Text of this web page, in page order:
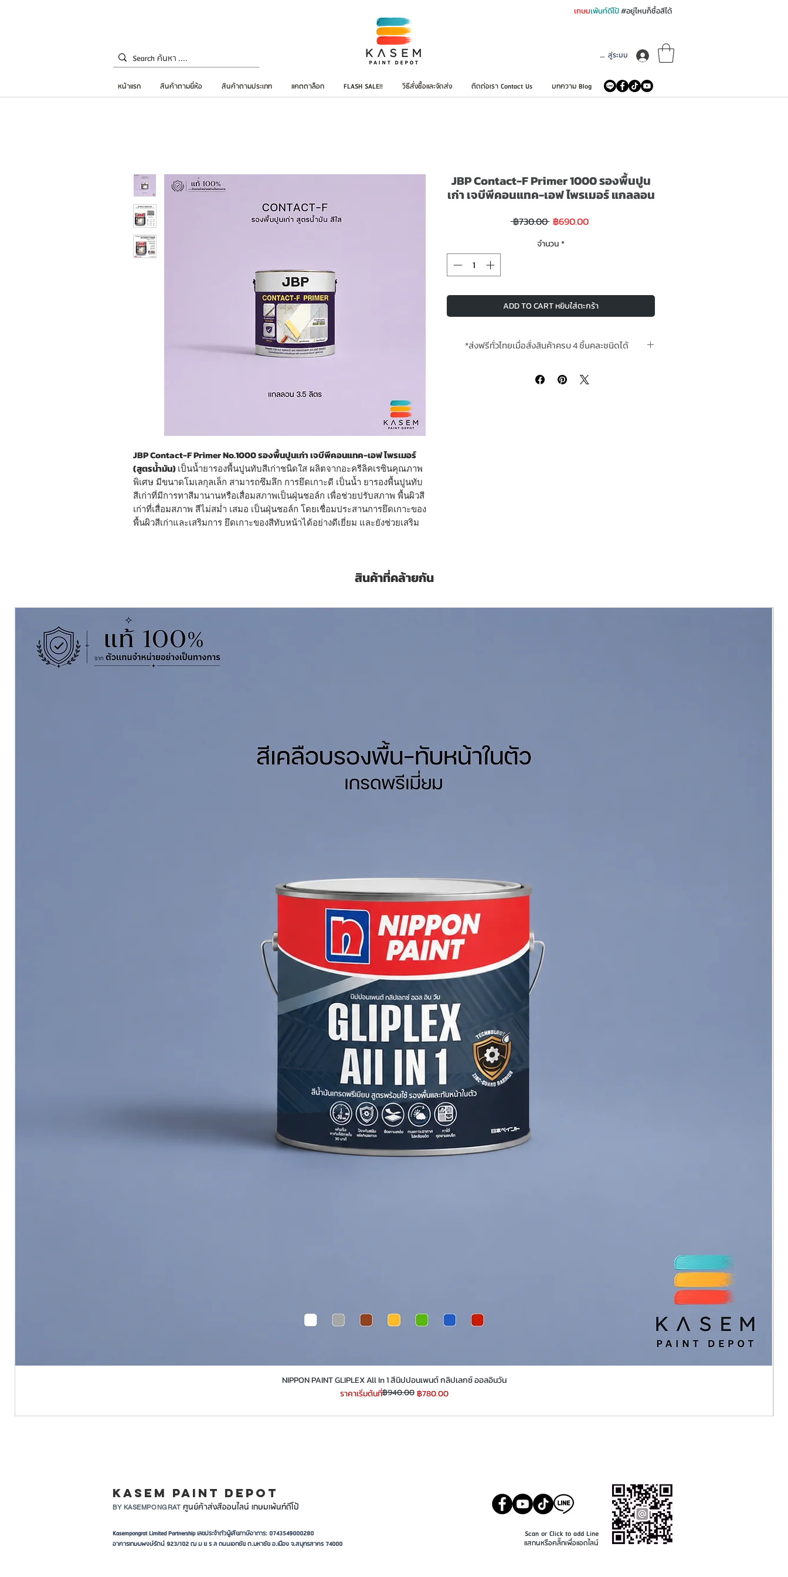
เกษมเพ้นท์ดีโป้#อยู่ไหนก็ซื้อสีได้
เข้าสู่ระบบ
หน้าแรก สินค้าตามยี่ห้อ สินค้าตามประเภท แคตตาล็อก FLASH SALE!! วิธีสั่งซื้อและจัดส่ง ติดต่อเรา Contact Us บทความ Blog
JBP Contact-F Primer No.1000รองพื้นปูนเก่า เจบีพีคอนแทค-เอฟ ไพรเมอร์
(สูตรน้ำมัน) เป็นน้ำยารองพื้นปูนทับสีเก่าชนิดใส ผลิตจากอะครีลิคเรซินคุณภาพ
พิเศษ มีขนาดโมเลกุลเล็ก สามารถซึมลึก การยึดเกาะดี เป็นน้ำ ยารองพื้นปูนทับ
สีเก่าที่มีการทาสีมานานหรือเสื่อมสภาพเป็นฝุ่นชอล์ก เพื่อช่วยปรับสภาพ พื้นผิวสี
เก่าที่เสื่อมสภาพ สีไม่สม่ำ เสมอ เป็นฝุ่นชอล์ก โดยเชื่อมประสานการยึดเกาะของ
พื้นผิวสีเก่าและเสริมการ ยึดเกาะของสีทับหน้าได้อย่างดีเยี่ยม และยังช่วยเสริม
จึงปลอดภัยต่อผู้ใช้และผู้อยู่อาศัย ใช้ได้ทั้ง ภายในและภายนอก
designed to improve adhesion on chalky surface. This product also
provides alkali and mould resistant qualification. Moreover, there is no lead
and mercury contained. JBP Contact-F Primer No.1000 can be applied for
both interior and exterior.
ดูแคตตาล็อกของสี See Full Catalogue JBP Contact-F Primer No.1000
ดูข้อมูลทางวิชาการ See Technical Data Sheet (TDS) Click
JBP Contact-F Primer 1000 รองพื้นปูน
เก่า เจบีพีคอนแทค-เอฟ ไพรเมอร์ แกลลอน
฿730.00 ราคา
฿690.00ราคา
จำนวน*
ADD TO CART หยิบใส่ตะกร้า
*ส่งฟรีทั่วไทยเมื่อสั่งสินค้าครบ 4 ชิ้นคละชนิดได้
working days
สินค้าที่คล้ายกัน
​​​​​​​NIPPON PAINT GLIPLEX All In 1 สีนิปปอนเพนต์ กลิปเลกซ์ ออลอินวัน
ราคาเริ่มต้นที่
ราคาปกติ ฿940.00 ฿780.00
ราคาขายลด
KASEM PAINT DEPOT
BY KASEMPONGRAT ศูนย์ค้าส่งสีออนไลน์ เกษมเพ้นท์ดีโป้
Kasempongrat Limited Partnership เลขประจำตัวผู้เสียภาษีอาการ: 0743549000280
อาคารเกษมพงษ์รัตน์ 923/102 ฒ ม ย ร ล ถนนเอกชัย ต.มหาชัย อ.เมือง จ.สมุทรสาคร 74000
Scan or Click to add Line
แสกนหรือคลิ๊กเพื่อแอดไลน์